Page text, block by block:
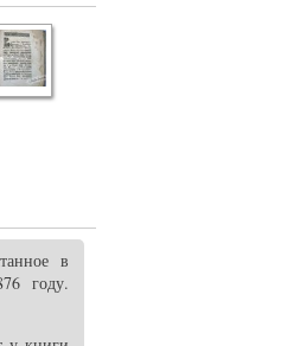
в
году.